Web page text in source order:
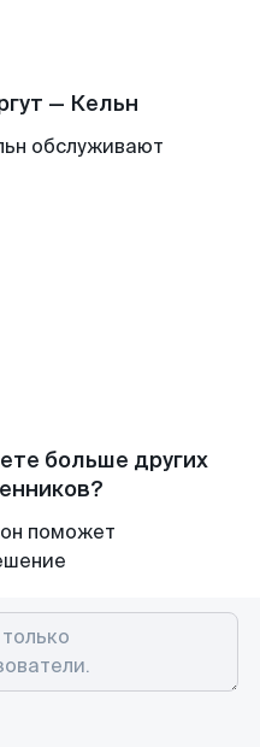
— Кельн
обслуживают
больше других
поможет